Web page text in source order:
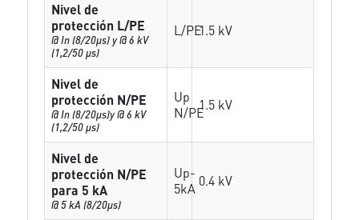
Nivel de
protección L/PE
@ In (8/20µs) y @ 6 kV
(1,2/50 µs)
L/PE1.5 kV
Nivel de
protección N/PE
@ In (8/20µs)y @ 6 kV
(1,2/50 µs)
Up
N/PE1.5 kV
Nivel de
protección N/PE
para 5 kA
@ 5 kA (8/20µs)
Up-
5kA 0.4 kV